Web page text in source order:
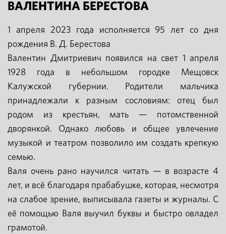
ВАЛЕНТИНА БЕРЕСТОВА
1 апреля 2023 года исполняется 95 лет со дня
рождения В. Д. Берестова
Валентин Дмитриевич появился на свет 1 апреля
1928 года в небольшом городке Мещовск
Калужской губернии. Родители мальчика
принадлежали к разным сословиям: отец был
родом из крестьян, мать — потомственной
дворянкой. Однако любовь и общее увлечение
музыкой и театром позволило им создать крепкую
семью.
Валя очень рано научился читать — в возрасте 4
лет, и всё благодаря прабабушке, которая, несмотря
на слабое зрение, выписывала газеты и журналы. С
её помощью Валя выучил буквы и быстро овладел
грамотой.